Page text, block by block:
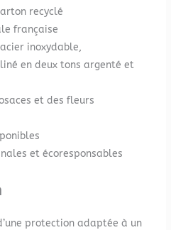
recyclé
française
inoxydable,
en deux tons argenté et
et des fleurs
et écoresponsables
protection adaptée à un